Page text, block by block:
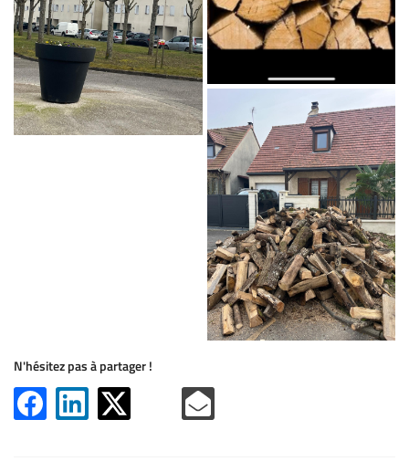
N'hésitez pas à partager !